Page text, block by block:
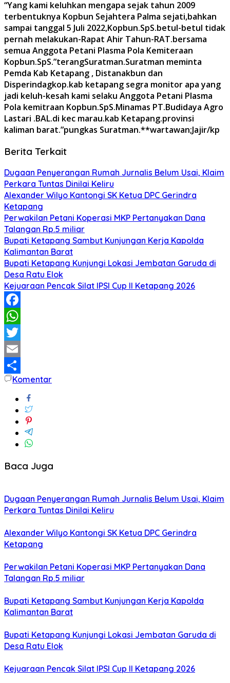
“Yang kami keluhkan mengapa sejak tahun 2009
terbentuknya Kopbun Sejahtera Palma sejati,bahkan
sampai tanggal 5 Juli 2022,Kopbun.SpS.betul-betul tidak
pernah melakukan-Rapat Ahir Tahun-RAT.bersama
semua Anggota Petani Plasma Pola Kemiteraan
Kopbun.SpS.”terangSuratman.Suratman meminta
Pemda Kab Ketapang , Distanakbun dan
Disperindagkop.kab ketapang segra monitor apa yang
jadi keluh-kesah kami selaku Anggota Petani Plasma
Pola kemitraan Kopbun.SpS.Minamas PT.Budidaya Agro
Lastari .BAL.di kec marau.kab Ketapang.provinsi
kaliman barat.”pungkas Suratman.**wartawan;Jajir/kp
Berita Terkait
Dugaan Penyerangan Rumah Jurnalis Belum Usai, Klaim
Perkara Tuntas Dinilai Keliru
Alexander Wilyo Kantongi SK Ketua DPC Gerindra
Ketapang
Perwakilan Petani Koperasi MKP Pertanyakan Dana
Talangan Rp.5 miliar
Bupati Ketapang Sambut Kunjungan Kerja Kapolda
Kalimantan Barat
Bupati Ketapang Kunjungi Lokasi Jembatan Garuda di
Desa Ratu Elok
Kejuaraan Pencak Silat IPSI Cup II Ketapang 2026
Facebook
WhatsApp
Twitter
Email
Share
Komentar
Baca Juga
Dugaan Penyerangan Rumah Jurnalis Belum Usai, Klaim
Perkara Tuntas Dinilai Keliru
Alexander Wilyo Kantongi SK Ketua DPC Gerindra
Ketapang
Perwakilan Petani Koperasi MKP Pertanyakan Dana
Talangan Rp.5 miliar
Bupati Ketapang Sambut Kunjungan Kerja Kapolda
Kalimantan Barat
Bupati Ketapang Kunjungi Lokasi Jembatan Garuda di
Desa Ratu Elok
Kejuaraan Pencak Silat IPSI Cup II Ketapang 2026